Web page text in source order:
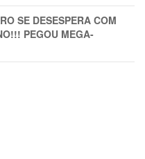
SE DESESPERA COM
PEGOU MEGA-